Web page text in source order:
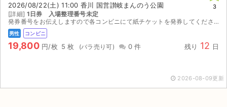
2026/08/22(土) 11:00 香川 国営讃岐まんのう公園
[詳細] 1日券 入場整理番号未定
発券番号をお伝えしますので各コンビニにて紙チケットを発券してください。お座席は紙チケットを発券してみないと分かりませんのでご検討宜しくお願い致します。 出演］０４ Ｌｉｍｉｔｅｄ Ｓａｚａｂｙ...
男性 コンビニ
19,800 円/枚 5 枚 0 件 残り 12 日
3
2026-08-09更新